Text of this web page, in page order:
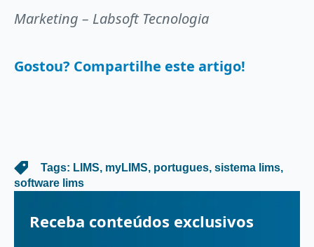
Marketing – Labsoft Tecnologia
Gostou? Compartilhe este artigo!
   Tags:
LIMS myLIMS portugues sistema lims
software lims
Receba conteúdos exclusivos